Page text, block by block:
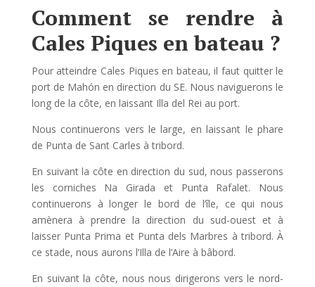
Comment se rendre à
Cales Piques en bateau ?
Pour atteindre Cales Piques en bateau, il faut quitter le
port de Mahón en direction du SE. Nous naviguerons le
long de la côte, en laissant Illa del Rei au port.
Nous continuerons vers le large, en laissant le phare
de Punta de Sant Carles à tribord.
En suivant la côte en direction du sud, nous passerons
les corniches Na Girada et Punta Rafalet. Nous
continuerons à longer le bord de l’île, ce qui nous
amènera à prendre la direction du sud-ouest et à
laisser Punta Prima et Punta dels Marbres à tribord. À
ce stade, nous aurons l’Illa de l’Aire à bâbord.
En suivant la côte, nous nous dirigerons vers le nord-